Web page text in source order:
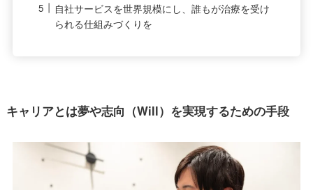
自社サービスを世界規模にし、誰もが治療を受け
られる仕組みづくりを
キャリアとは夢や志向（Will）を実現するための手段